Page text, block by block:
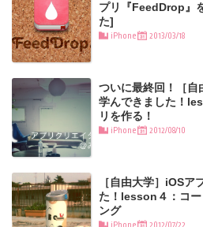
プリ『FeedDrop』
た]
iPhone 2013/03/18
ついに最終回！［自
学んできました！
リを作る！
iPhone 2012/08/10
［自由大学］iOSア
た！lesson４：コー
ング